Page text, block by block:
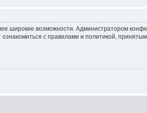
широкие возможности. Администратором
с правилами и политикой,